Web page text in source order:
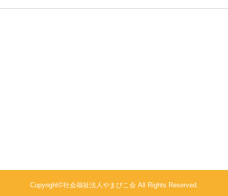
Copyright©社会福祉法人やまびこ会 All Rights Reserved.